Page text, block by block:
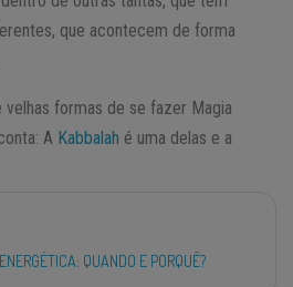
que acontecem de forma
formas de se fazer Magia
A Kabbalah é uma delas e a
QUANDO E PORQUÊ?